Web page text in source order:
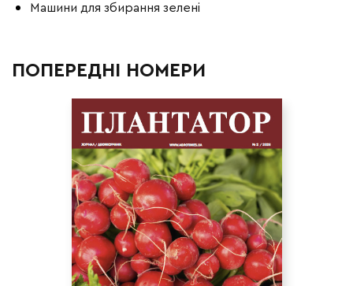
Машини для збирання зелені
ПОПЕРЕДНІ НОМЕРИ